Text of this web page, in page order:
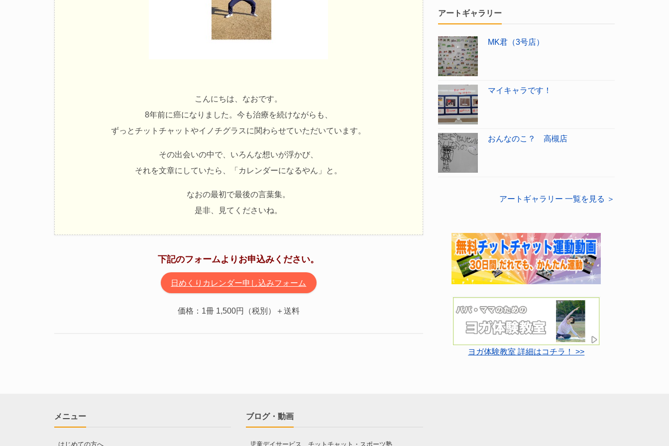
こんにちは、なおです。
8年前に癌になりました。今も治療を続けながらも、
ずっとチットチャットやイノチグラスに関わらせていただいています。
その出会いの中で、いろんな想いが浮かび、
それを文章にしていたら、「カレンダーになるやん」と。
なおの最初で最後の言葉集。
是非、見てくださいね。
下記のフォームよりお申込みください。
日めくりカレンダー申し込みフォーム
価格：1冊 1,500円（税別）＋送料
アートギャラリー
MK君（3号店）
マイキャラです！
おんなのこ？ 高槻店
アートギャラリー 一覧を見る ＞
ヨガ体験教室 詳細はコチラ！ >>
メニュー
はじめての方へ
ブログ・動画
児童デイサービス チットチャット・スポーツ塾